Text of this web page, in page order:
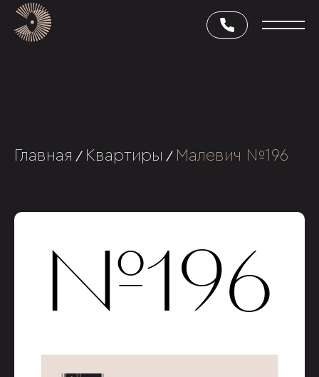
Главная / Квартиры / Малевич №196
№196